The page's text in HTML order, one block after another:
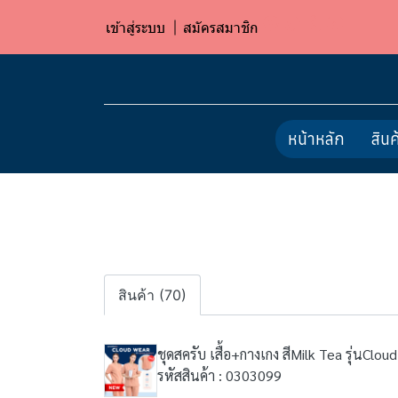
เข้าสู่ระบบ สมัครสมาชิก
หน้าหลัก สิน
สินค้า (70)
ชุดสครับ เสื้อ+กางเกง สีMilk Tea รุ่น
รหัสสินค้า : 0303099